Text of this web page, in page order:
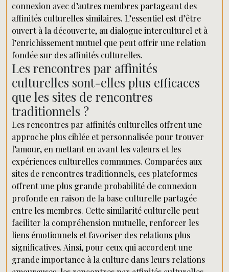
connexion avec d’autres membres partageant des
affinités culturelles similaires. L’essentiel est d’être
ouvert à la découverte, au dialogue interculturel et à
l’enrichissement mutuel que peut offrir une relation
fondée sur des affinités culturelles.
Les rencontres par affinités
culturelles sont-elles plus efficaces
que les sites de rencontres
traditionnels ?
Les rencontres par affinités culturelles offrent une
approche plus ciblée et personnalisée pour trouver
l’amour, en mettant en avant les valeurs et les
expériences culturelles communes. Comparées aux
sites de rencontres traditionnels, ces plateformes
offrent une plus grande probabilité de connexion
profonde en raison de la base culturelle partagée
entre les membres. Cette similarité culturelle peut
faciliter la compréhension mutuelle, renforcer les
liens émotionnels et favoriser des relations plus
significatives. Ainsi, pour ceux qui accordent une
grande importance à la culture dans leurs relations